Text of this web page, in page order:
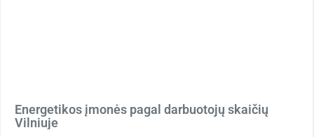
Energetikos įmonės pagal darbuotojų skaičių
Vilniuje